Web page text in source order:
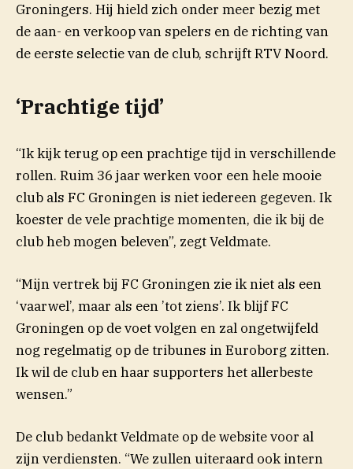
Groningers. Hij hield zich onder meer bezig met
de aan- en verkoop van spelers en de richting van
de eerste selectie van de club, schrijft RTVNoord.
‘Prachtige tijd’
“Ik kijk terug op een prachtige tijd in verschillende
rollen. Ruim 36 jaar werken voor een hele mooie
club als FC Groningen is niet iedereen gegeven. Ik
koester de vele prachtige momenten, die ik bij de
club heb mogen beleven”, zegt Veldmate.
“Mijn vertrek bij FC Groningen zie ik niet als een
‘vaarwel’, maar als een ’tot ziens’. Ik blijf FC
Groningen op de voet volgen en zal ongetwijfeld
nog regelmatig op de tribunes in Euroborg zitten.
Ik wil de club en haar supporters het allerbeste
wensen.”
De club bedankt Veldmate op de website voor al
zijn verdiensten. “We zullen uiteraard ook intern